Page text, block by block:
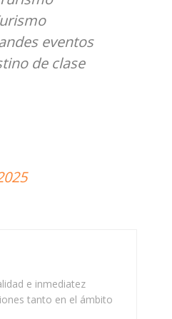
eventos
de clase
e inmediatez
tanto en el ámbito